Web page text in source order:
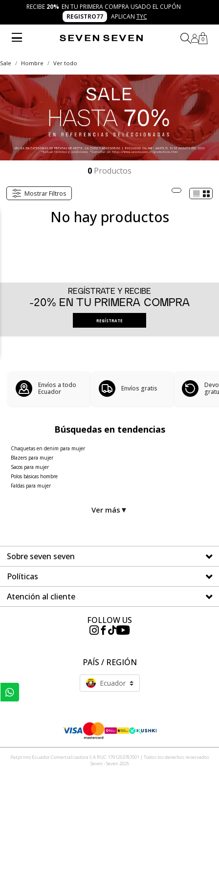
RECIBE 20% EN TU PRIMERA COMPRA USADO EL CUPÓN
REGISTRO77
APLICAN TYC
0
Sale Hombre Ver todo
0 Productos
Mostrar Filtros
No hay productos
REGÍSTRATE Y RECIBE
-20% EN TU PRIMERA COMPRA
REGÍSTRATE
Envíos a todo
Ecuador
Envíos gratis
Búsquedas en tendencias
Chaquetas en denim para mujer
Blazers para mujer
Sacos para mujer
Polos básicas hombre
Faldas para mujer
Ver más ▼
Sobre seven seven
Políticas
Atención al cliente
FOLLOW US
PAÍS / REGIÓN
Ecuador
Patprimo Ecuador Comercializadora S.A RUC 1791253787001 | Todos los derechos reservados
Seven - Seven 2025